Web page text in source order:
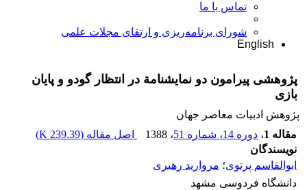
تماس با ما
شورای برنامه‌ریزی و ارتقای مجلات علمی
English
پژوهشی پیرامون دو نمایشنامة در انتظار گودو و پایان
بازی
پژوهش ادبیات معاصر جهان
مقاله 1
، دوره 14، شماره 51 ، 1388 اصل مقاله (239.39 K
)
نویسندگان
ابوالقاسم پرتوی؛ مروارید رهبری
دانشگاه فردوسی مشهد